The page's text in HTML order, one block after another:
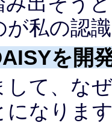
が私の認
を開
して、な
になりま